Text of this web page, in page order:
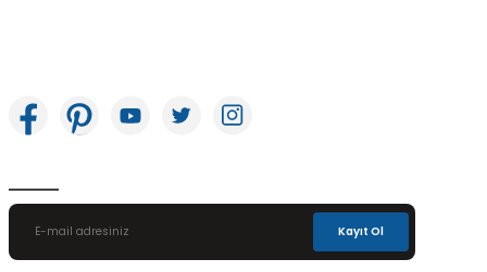
Kayıt Ol